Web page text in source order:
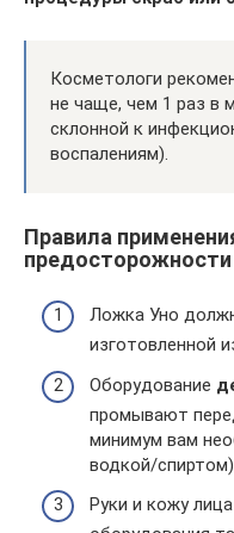
Косметологи
не чаще, чем 1 раз в
склонной к
воспалениям).
Правила
предосторожности
Ложка Уно
изготовленной
Оборудование
промывают
минимум вам
водкой/
Руки и кожу